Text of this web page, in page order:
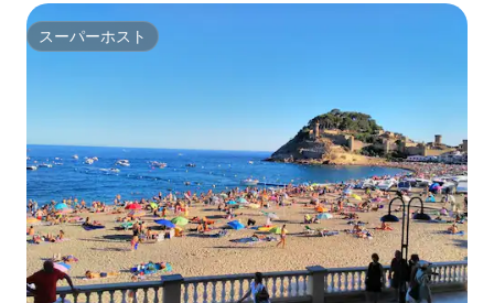
スーパーホスト
スーパーホスト